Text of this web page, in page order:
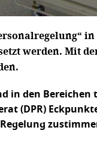
werden. Mit
in den
(DPR)